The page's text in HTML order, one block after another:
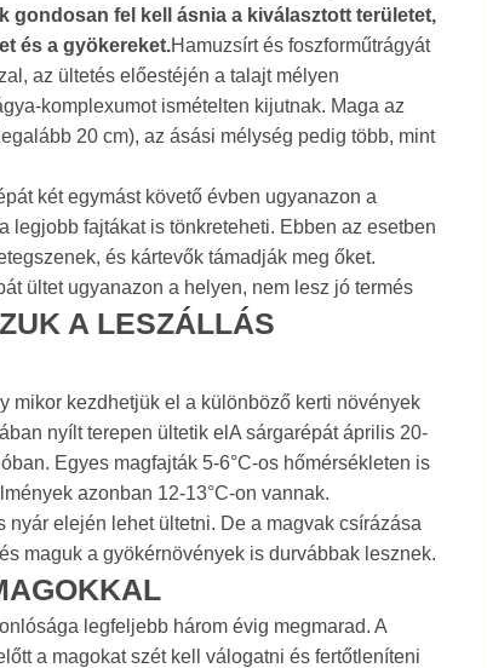
gondosan fel kell ásnia a kiválasztott területet,
és a gyökereket.Hamuzsírt és foszforműtrágyát
az ültetés előestéjén a talajt mélyen
komplexumot ismételten kijutnak. Maga az
20 cm), az ásási mélység pedig több, mint
két egymást követő évben ugyanazon a
legjobb fajtákat is tönkreteheti. Ebben az esetben
és kártevők támadják meg őket.
ültet ugyanazon a helyen, nem lesz jó termés
A LESZÁLLÁS
mikor kezdhetjük el a különböző kerti növények
nyílt terepen ültetik elA sárgarépát április 20-
Egyes magfajták 5-6°C-os hőmérsékleten is
azonban 12-13°C-on vannak.
nyár elején lehet ültetni. De a magvak csírázása
maguk a gyökérnövények is durvábbak lesznek.
legfeljebb három évig megmarad. A
a magokat szét kell válogatni és fertőtleníteni